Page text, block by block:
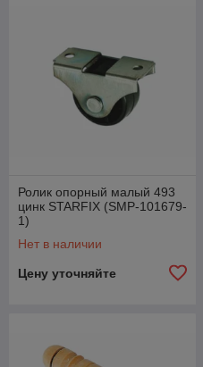
Ролик опорный малый 493
цинк STARFIX (SMP-101679-
1)
Нет в наличии
Цену уточняйте